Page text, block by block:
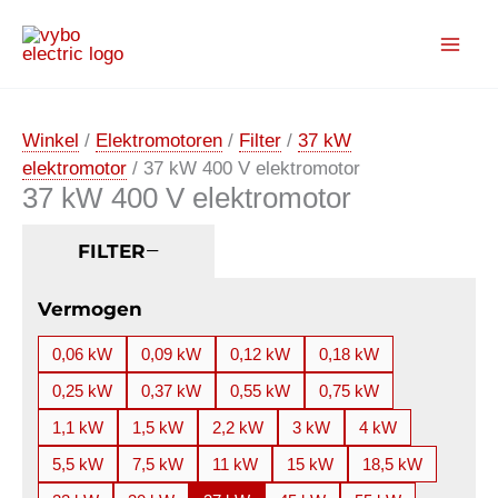
naar
Winkel / Elektromotoren / Filter / 37 kW
elektromotor / 37 kW 400 V elektromotor
37 kW 400 V elektromotor
FILTER
Vermogen
0,06 kW 0,09 kW 0,12 kW
0,18 kW
0,25 kW
0,37 kW 0,55 kW
0,75 kW
1,1 kW
1,5 kW 2,2 kW 3 kW
4 kW
5,5 kW
7,5 kW 11 kW 15 kW
18,5 kW